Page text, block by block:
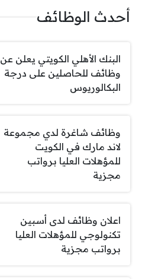
أحدث الوظائف
البنك الأهلي الكويتي يعلن عن
وظائف للحاصلين على درجة
البكالوريوس
وظائف شاغرة لدي مجموعة
لاند مارك في الكويت
للمؤهلات العليا برواتب
مجزية
اعلان وظائف لدى أسبين
تكنولوجي للمؤهلات العليا
برواتب مجزية